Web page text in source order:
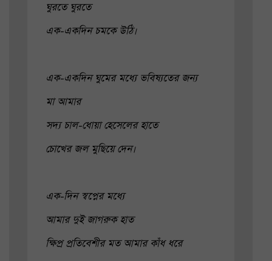
ঘুরতে ঘুরতে
এক-একদিন চমকে উঠি।
এক-একদিন ঘুমের মধ্যে ভবিষ্যতের জন্য
মা আমার
সদ্য চাল-ধোয়া হেসেলের হাতে
চোখের জল মুছিয়ে দেন।
এক-দিন স্বপ্নের মধ্যে
আমার দুই জাগরুক হাত
ক্ষিপ্র প্রতিবেশীর মত আমার কাঁধ ধরে